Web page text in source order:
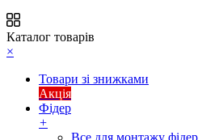
Каталог товарів
×
Товари зі знижками
Акція
Фідер
+
Все для монтажу фідер